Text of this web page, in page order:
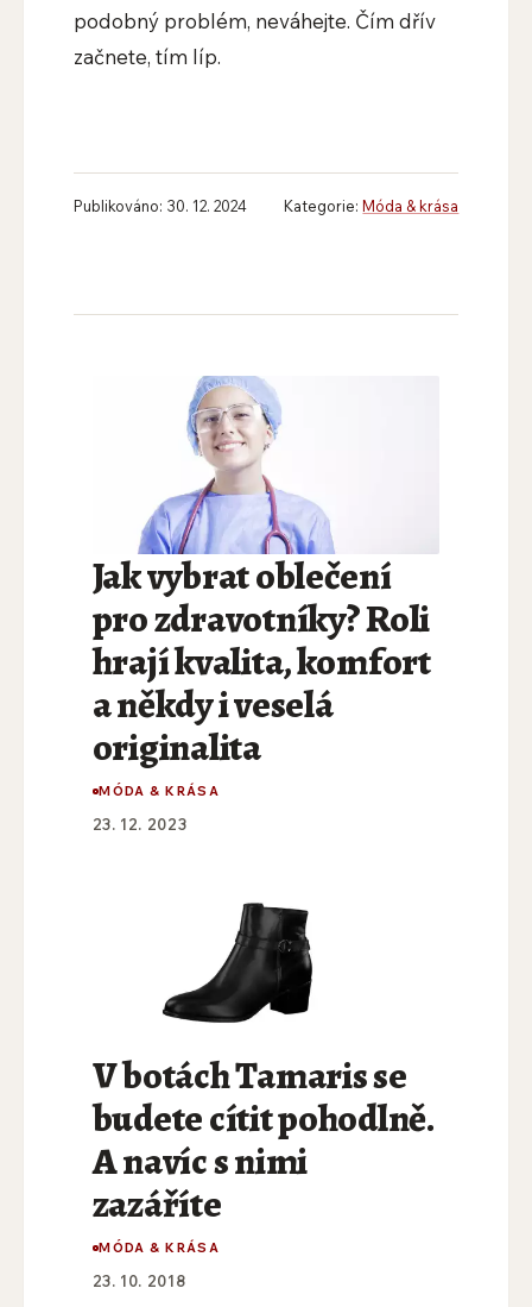
podobný problém, neváhejte. Čím dřív
začnete, tím líp.
Publikováno: 30. 12. 2024 Kategorie:Móda & krása
Jak vybrat oblečení
pro zdravotníky? Roli
hrají kvalita, komfort
a někdy i veselá
originalita
MÓDA & KRÁSA
23. 12. 2023
V botách Tamaris se
budete cítit pohodlně.
A navíc s nimi
zazáříte
MÓDA & KRÁSA
23. 10. 2018